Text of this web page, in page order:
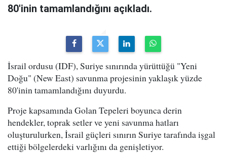
80'inin tamamlandığını açıkladı.
İsrail ordusu (IDF), Suriye sınırında yürüttüğü "Yeni
Doğu" (New East) savunma projesinin yaklaşık yüzde
80'inin tamamlandığını duyurdu.
Proje kapsamında Golan Tepeleri boyunca derin
hendekler, toprak setler ve yeni savunma hatları
oluşturulurken, İsrail güçleri sınırın Suriye tarafında işgal
ettiği bölgelerdeki varlığını da genişletiyor.